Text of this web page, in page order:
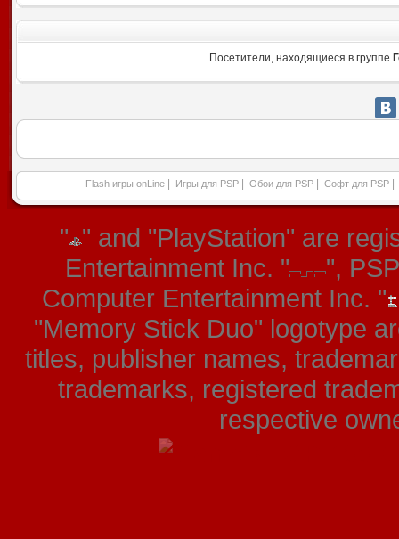
Посетители, находящиеся в группе
Flash игры onLine Игры для PSP Обои для PSP Софт для PSP
" " and "PlayStation" are
Entertainment Inc. "
",
Computer Entertainment Inc. "
"Memory Stick Duo" logotype
titles, publisher names,
trademarks, registered
respective